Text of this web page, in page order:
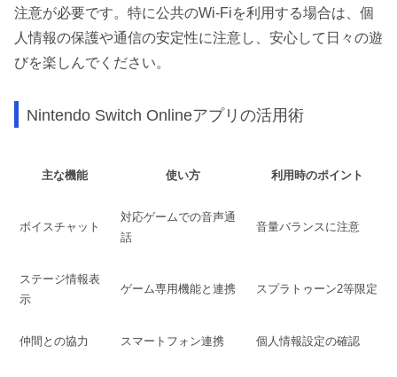
注意が必要です。特に公共のWi-Fiを利用する場合は、個
人情報の保護や通信の安定性に注意し、安心して日々の遊
びを楽しんでください。
Nintendo Switch Onlineアプリの活用術
主な機能 使い方 利用時のポイント
ボイスチャット
対応ゲームでの音声通
話
音量バランスに注意
ステージ情報表
示
ゲーム専用機能と連携 スプラトゥーン2等限定
仲間との協力 スマートフォン連携 個人情報設定の確認